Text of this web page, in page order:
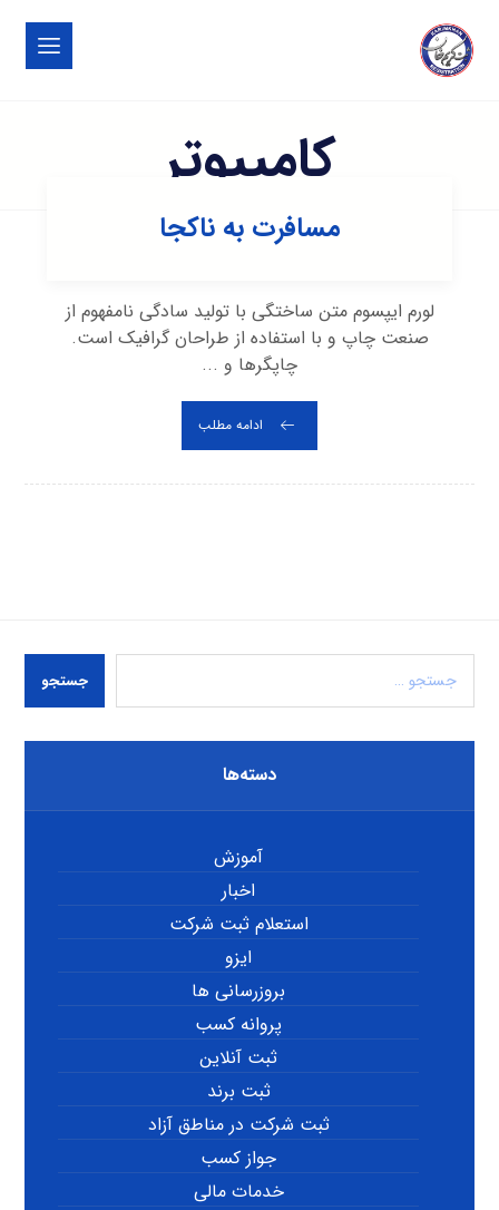
کامپیوتر
مسافرت به ناکجا
لورم ایپسوم متن ساختگی با تولید سادگی نامفهوم از
صنعت چاپ و با استفاده از طراحان گرافیک است.
چاپگرها و ...
ادامه مطلب
جستجو
دسته‌ها
آموزش
اخبار
استعلام ثبت شرکت
ایزو
بروزرسانی ها
پروانه کسب
ثبت آنلاین
ثبت برند
ثبت شرکت در مناطق آزاد
جواز کسب
خدمات مالی